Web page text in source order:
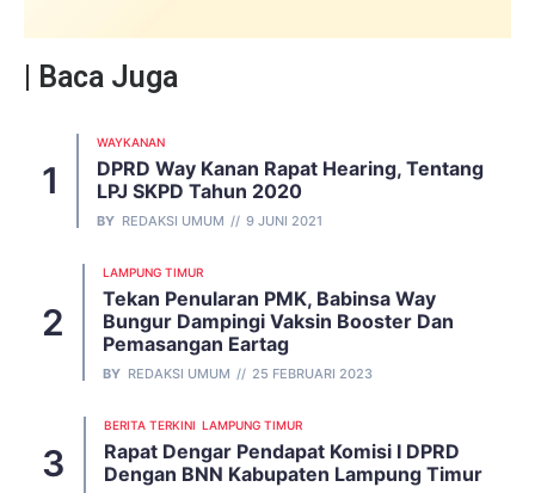
| Baca Juga
WAYKANAN
DPRD Way Kanan Rapat Hearing, Tentang
LPJ SKPD Tahun 2020
BY REDAKSI UMUM 9 JUNI 2021
LAMPUNG TIMUR
Tekan Penularan PMK, Babinsa Way
Bungur Dampingi Vaksin Booster Dan
Pemasangan Eartag
BY REDAKSI UMUM 25 FEBRUARI 2023
BERITA TERKINI LAMPUNG TIMUR
Rapat Dengar Pendapat Komisi I DPRD
Dengan BNN Kabupaten Lampung Timur